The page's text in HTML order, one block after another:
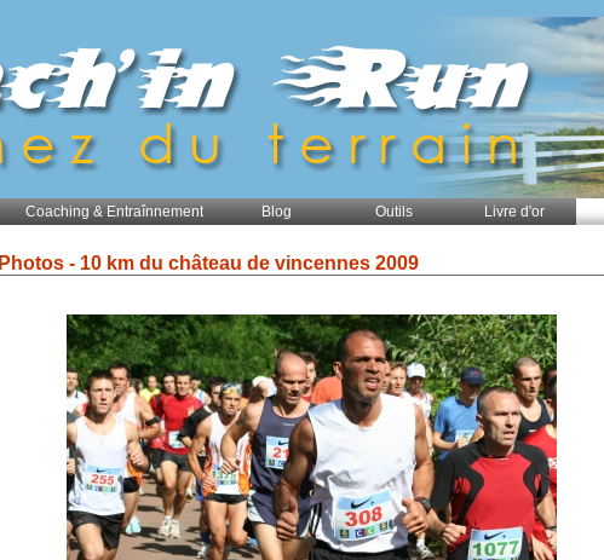
Coaching & Entraînnement Blog Outils Livre d'or
Photos - 10 km du château de vincennes 2009